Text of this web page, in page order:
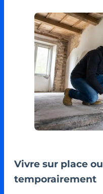
Vivre sur place
temporairement